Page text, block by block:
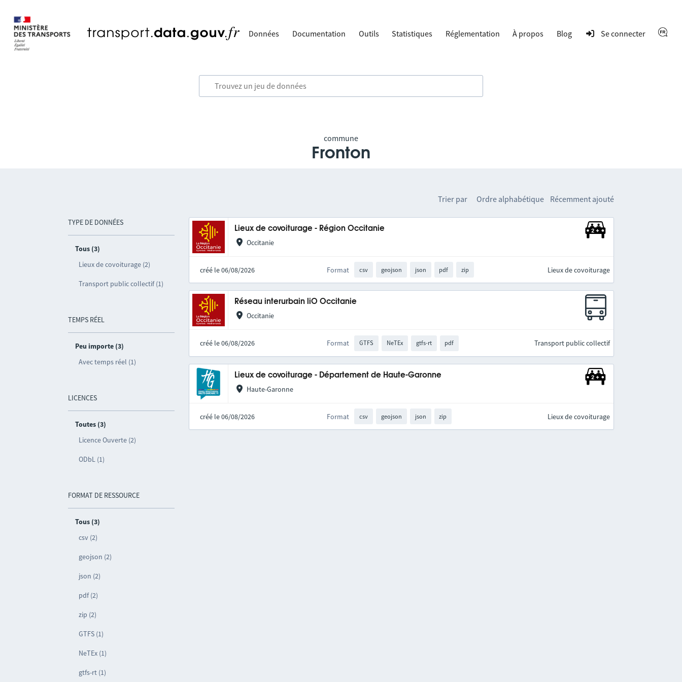
Données Documentation Outils Statistiques Réglementation À propos Blog Se connecter
commune
Fronton
TYPE DE DONNÉES
Tous (3)
Lieux de covoiturage (2)
Transport public collectif (1)
TEMPS RÉEL
Peu importe (3)
Avec temps réel (1)
LICENCES
Toutes (3)
Licence Ouverte (2)
ODbL (1)
FORMAT DE RESSOURCE
Tous (3)
csv (2)
geojson (2)
json (2)
pdf (2)
zip (2)
GTFS (1)
NeTEx (1)
gtfs-rt (1)
Trier par Ordre alphabétique Récemment ajouté
Lieux de covoiturage - Région Occitanie
Occitanie
créé le 06/08/2026 Format csv geojson json pdf zip Lieux de covoiturage
Réseau interurbain liO Occitanie
Occitanie
créé le 06/08/2026 Format GTFS NeTEx gtfs-rt pdf Transport public collectif
Lieux de covoiturage - Département de Haute-Garonne
Haute-Garonne
créé le 06/08/2026 Format csv geojson json zip Lieux de covoiturage